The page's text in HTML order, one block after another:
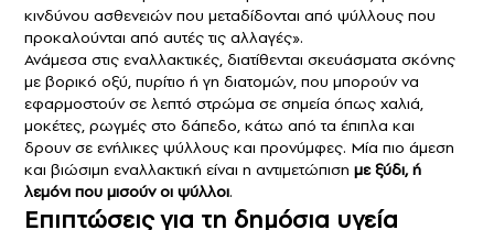
κινδύνου ασθενειών που μεταδίδονται από ψύλλους που
προκαλούνται από αυτές τις αλλαγές».
Ανάμεσα στις εναλλακτικές, διατίθενται σκευάσματα σκόνης
με βορικό οξύ, πυρίτιο ή γη διατομών, που μπορούν να
εφαρμοστούν σε λεπτό στρώμα σε σημεία όπως χαλιά,
μοκέτες, ρωγμές στο δάπεδο, κάτω από τα έπιπλα και
δρουν σε ενήλικες ψύλλους και προνύμφες. Μία πιο άμεση
και βιώσιμη εναλλακτική είναι η αντιμετώπιση με ξύδι, ή
λεμόνι που μισούν οι ψύλλοι.
Επιπτώσεις για τη δημόσια υγεία